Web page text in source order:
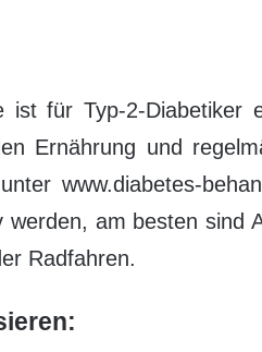
ist für Typ-2-Diabetiker
Ernährung und
www.diabetes-
am besten sind
Radfahren.